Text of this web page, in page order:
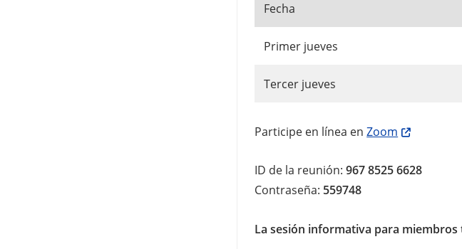
Fecha
Primer jueves
Tercer jueves
Participe en línea enZoom
ID de la reunión:967 8525 6628
Contraseña: 559748
La sesión informativa para